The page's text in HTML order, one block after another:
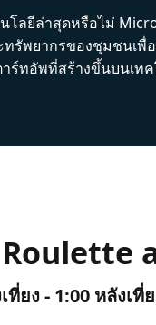
โลยีล่าสุดหรือไม่
รัพยากรของชุมชนเพื่
ร์ทอัพที่สร้างขึ้นบนเท
ยง - 1:00 หลังเที่